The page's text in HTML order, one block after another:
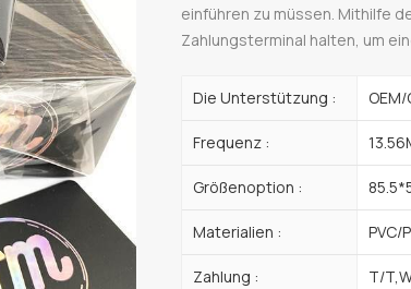
einführen zu müssen. Mithilfe
Zahlungsterminal halten, um
Die Unterstützung : OEM/
Frequenz :
Größenoption :
Materialien : PVC/
Zahlung : T/